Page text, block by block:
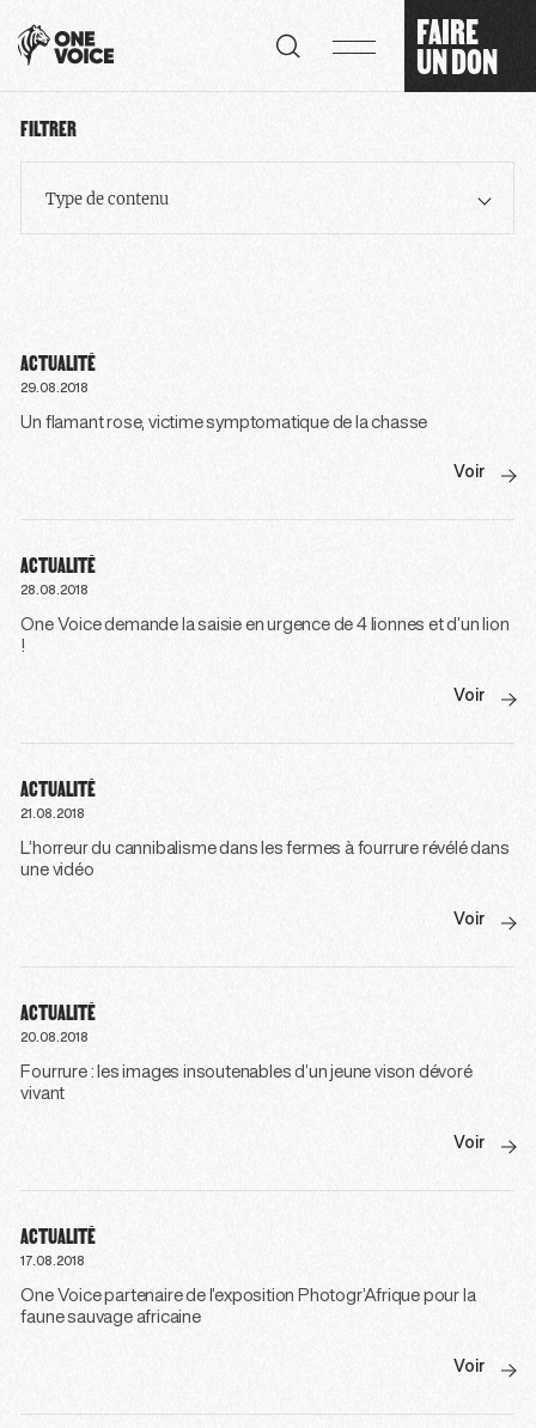
FAIRE
UN DON
FILTRER
Type de contenu
ACTUALITÉ
29.08.2018
Un flamant rose, victime symptomatique de la chasse
Voir
ACTUALITÉ
28.08.2018
One Voice demande la saisie en urgence de 4 lionnes et d’un lion
!
Voir
ACTUALITÉ
21.08.2018
L’horreur du cannibalisme dans les fermes à fourrure révélé dans
une vidéo
Voir
ACTUALITÉ
20.08.2018
Fourrure : les images insoutenables d’un jeune vison dévoré
vivant
Voir
ACTUALITÉ
17.08.2018
One Voice partenaire de l’exposition Photogr’Afrique pour la
faune sauvage africaine
Voir